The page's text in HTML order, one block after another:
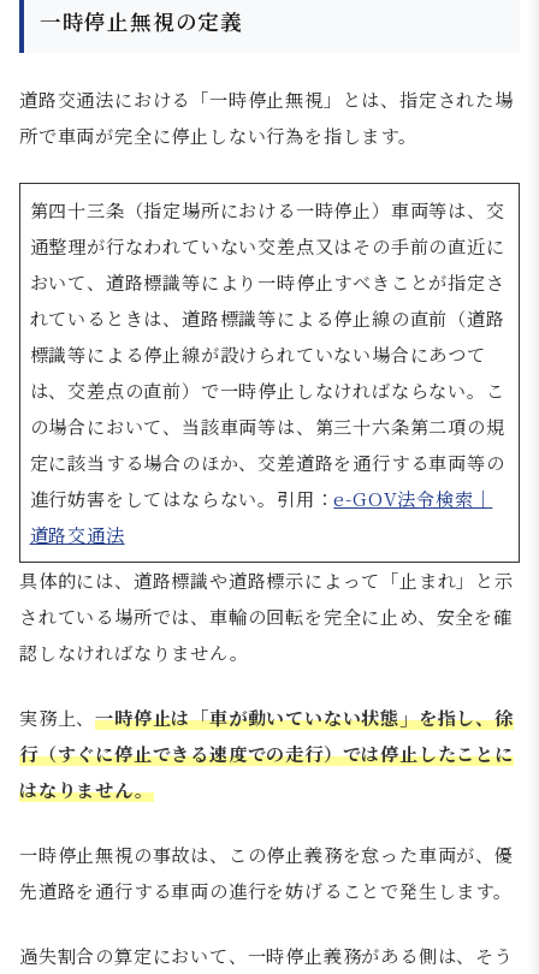
一時停止無視の定義
道路交通法における「一時停止無視」とは、指定された場
所で車両が完全に停止しない行為を指します。
第四十三条（指定場所における一時停止）車両等は、交
通整理が行なわれていない交差点又はその手前の直近に
おいて、道路標識等により一時停止すべきことが指定さ
れているときは、道路標識等による停止線の直前（道路
標識等による停止線が設けられていない場合にあつて
は、交差点の直前）で一時停止しなければならない。こ
の場合において、当該車両等は、第三十六条第二項の規
定に該当する場合のほか、交差道路を通行する車両等の
進行妨害をしてはならない。引用：e-GOV法令検索｜
道路交通法
具体的には、道路標識や道路標示によって「止まれ」と示
されている場所では、車輪の回転を完全に止め、安全を確
認しなければなりません。
実務上、一時停止は「車が動いていない状態」を指し、徐
行（すぐに停止できる速度での走行）では停止したことに
はなりません。
一時停止無視の事故は、この停止義務を怠った車両が、優
先道路を通行する車両の進行を妨げることで発生します。
過失割合の算定において、一時停止義務がある側は、そう